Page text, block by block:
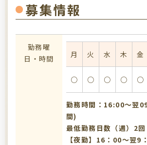
募集情報
勤務曜
日・時間
月 火 水 木 金
○ ○ ○ ○ ○
勤務時間：16:00〜翌
間)
最低勤務日数（週）2回
【夜勤】16：00～翌9